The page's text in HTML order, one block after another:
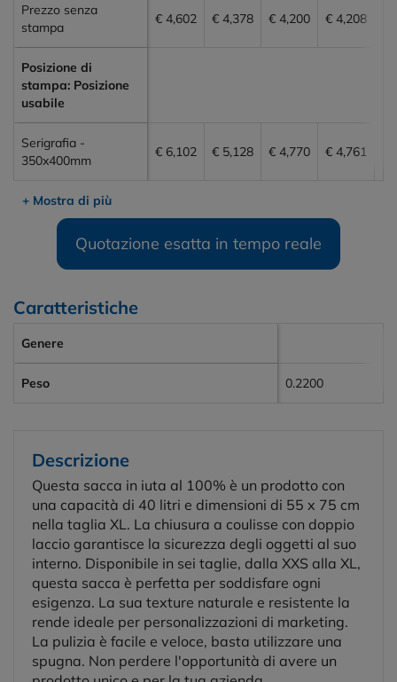
Prezzo senza
stampa
€ 4,602 € 4,378 € 4,200 € 4,208
Posizione di
stampa: Posizione
usabile
Serigrafia -
350x400mm
€ 6,102 € 5,128 € 4,770 € 4,761
+ Mostra di più
Quotazione esatta in tempo reale
Caratteristiche
Genere
Peso 0.2200
Descrizione
Questa sacca in iuta al 100% è un prodotto con
una capacità di 40 litri e dimensioni di 55 x 75 cm
nella taglia XL. La chiusura a coulisse con doppio
laccio garantisce la sicurezza degli oggetti al suo
interno. Disponibile in sei taglie, dalla XXS alla XL,
questa sacca è perfetta per soddisfare ogni
esigenza. La sua texture naturale e resistente la
rende ideale per personalizzazioni di marketing.
La pulizia è facile e veloce, basta utilizzare una
spugna. Non perdere l'opportunità di avere un